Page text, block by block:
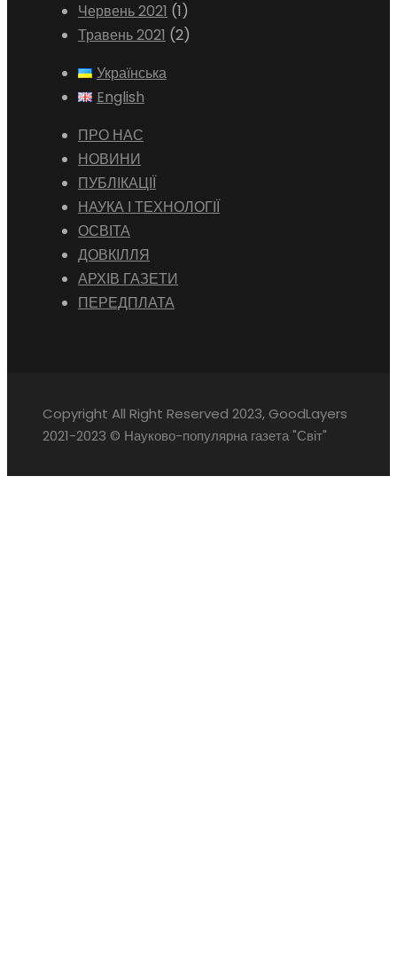
Червень 2021 (1)
Травень 2021 (2)
Українська
English
ПРО НАС
НОВИНИ
ПУБЛІКАЦІЇ
НАУКА І ТЕХНОЛОГІЇ
ОСВІТА
ДОВКІЛЛЯ
АРХІВ ГАЗЕТИ
ПЕРЕДПЛАТА
Copyright All Right Reserved 2023, GoodLayers
2021-2023 © Науково-популярна газета "Світ"